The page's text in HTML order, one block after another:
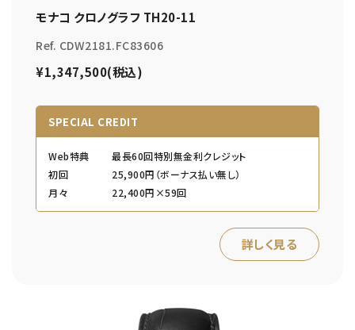
モナコ クロノグラフ TH20-11
Ref. CDW2181.FC83606
¥1,347,500(税込)
SPECIAL CREDIT
Web特典
最長60回特別無金利クレジット
初回
25,900円（ボーナス払い無し）
月々
22,400円×59回
詳しく見る